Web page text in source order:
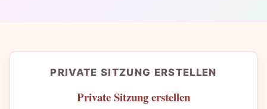
PRIVATE SITZUNG ERSTELLEN
Private Sitzung erstellen